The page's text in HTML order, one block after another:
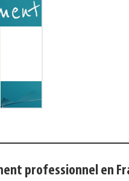
professionnel en